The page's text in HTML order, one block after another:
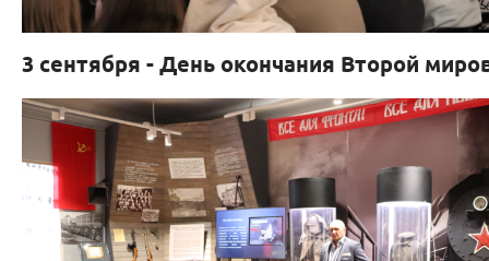
3 сентября - День окончания Второй